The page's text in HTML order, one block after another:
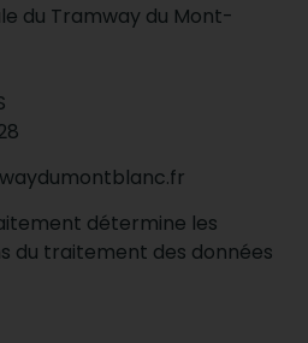
du Tramway du Mont-
détermine les
du traitement des données